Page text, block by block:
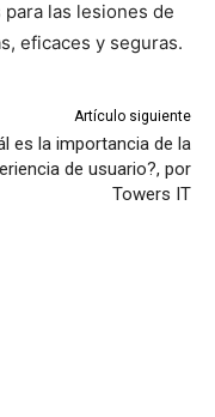
las lesiones de
eficaces y seguras.
Artículo siguiente
es la importancia de la
de usuario?, por
Towers IT